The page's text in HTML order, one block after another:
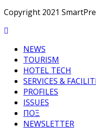
Copyright 2021
NEWS
TOURISM
HOTEL TECH
SERVICES &
PROFILES
ISSUES
ΠΟΞ
NEWSLETTER